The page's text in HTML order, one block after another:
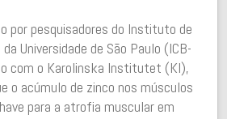
por pesquisadores do Instituto de
Universidade de São Paulo (ICB-
com o Karolinska Institutet (KI),
o acúmulo de zinco nos músculos
para a atrofia muscular em